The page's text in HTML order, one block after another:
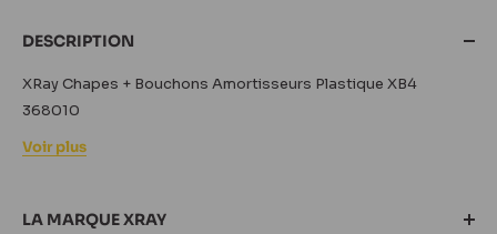
DESCRIPTION
XRay Chapes + Bouchons Amortisseurs Plastique XB4
368010
Voir plus
LA MARQUE XRAY